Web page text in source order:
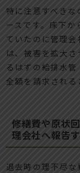
特に注意すべき
ースです。床下
ていたのに管理
は、被害を拡大
るはずの給排水
全額を請求される
修繕費や原状
理会社へ報告
退去時の理不尽な